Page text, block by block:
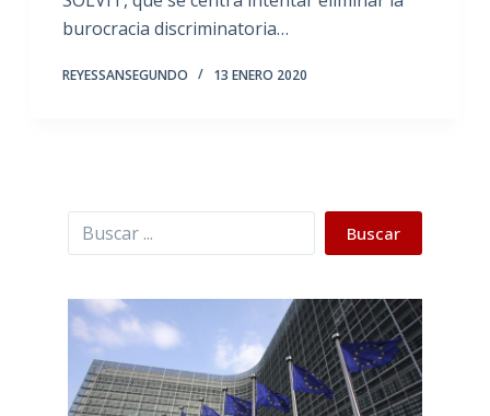
burocracia discriminatoria…
REYESSANSEGUNDO 13 ENERO 2020
Buscar Buscar